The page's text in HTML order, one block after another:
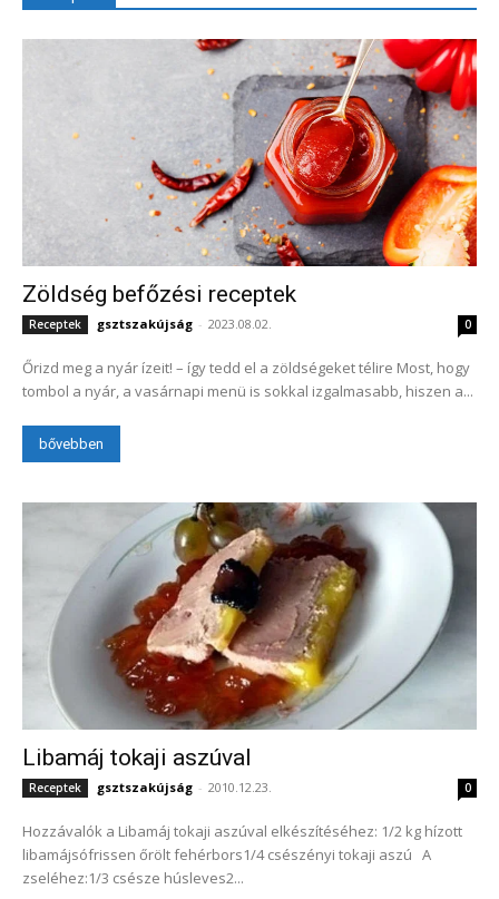
Zöldség befőzési receptek
Receptek gsztszakújság - 2023.08.02. 0
Őrizd meg a nyár ízeit! – így tedd el a zöldségeket télire Most, hogy
tombol a nyár, a vasárnapi menü is sokkal izgalmasabb, hiszen a...
bővebben
Libamáj tokaji aszúval
Receptek gsztszakújság - 2010.12.23. 0
Hozzávalók a Libamáj tokaji aszúval elkészítéséhez: 1/2 kg hízott
libamájsófrissen őrölt fehérbors1/4 csészényi tokaji aszú A
zseléhez:1/3 csésze húsleves2...